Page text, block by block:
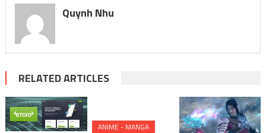
Quynh Nhu
RELATED ARTICLES
ANIME - MANGA